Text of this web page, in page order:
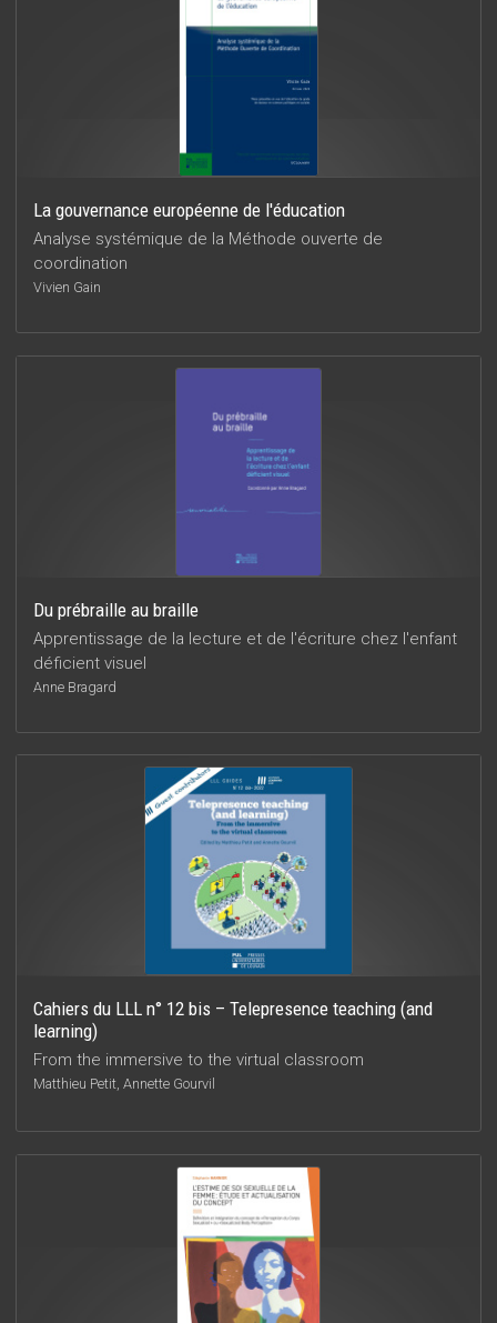
La gouvernance européenne de l'éducation
Analyse systémique de la Méthode ouverte de
coordination
Vivien Gain
Du prébraille au braille
Apprentissage de la lecture et de l'écriture chez l'enfant
déficient visuel
Anne Bragard
Cahiers du LLL n° 12 bis – Telepresence teaching (and
learning)
From the immersive to the virtual classroom
Matthieu Petit, Annette Gourvil